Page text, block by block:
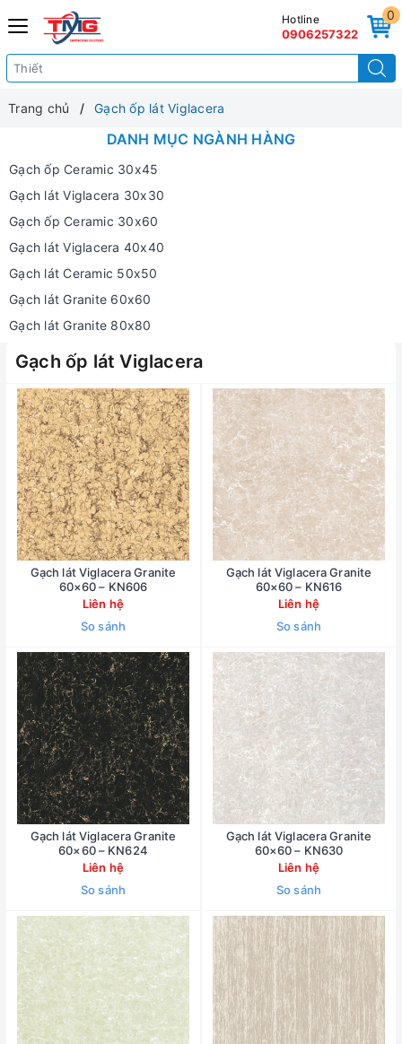
0
Hotline
0906257322
Trang chủ Gạch ốp lát Viglacera
DANH MỤC NGÀNH HÀNG
Gạch ốp Ceramic 30x45
Gạch lát Viglacera 30x30
Gạch ốp Ceramic 30x60
Gạch lát Viglacera 40x40
Gạch lát Ceramic 50x50
Gạch lát Granite 60x60
Gạch lát Granite 80x80
Gạch ốp lát Viglacera
Gạch lát Viglacera Granite
60×60 – KN606
Liên hệ
So sánh
Gạch lát Viglacera Granite
60×60 – KN616
Liên hệ
So sánh
Gạch lát Viglacera Granite
60×60 – KN624
Liên hệ
So sánh
Gạch lát Viglacera Granite
60×60 – KN630
Liên hệ
So sánh